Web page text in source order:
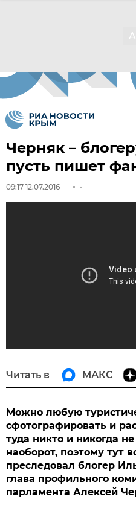
Черняк –
пусть пишет
09:17 12.07.2016
Читать в МАКС
Можно любую
сфотографировать и
туда никто и никогда
наоборот, поэтому тут
преследовал блогер
глава профильного
парламента Алексей